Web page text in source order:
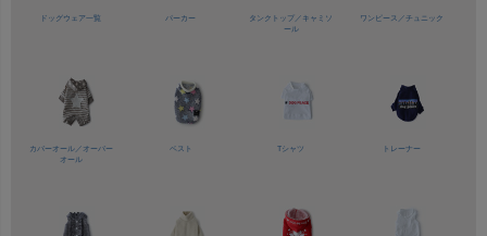
ドッグウェア一覧 パーカー タンクトップ／ キャミソ
ール
ワンピース／チュニック
カバーオール／ オーバー
オール
ベスト Tシャツ トレーナー